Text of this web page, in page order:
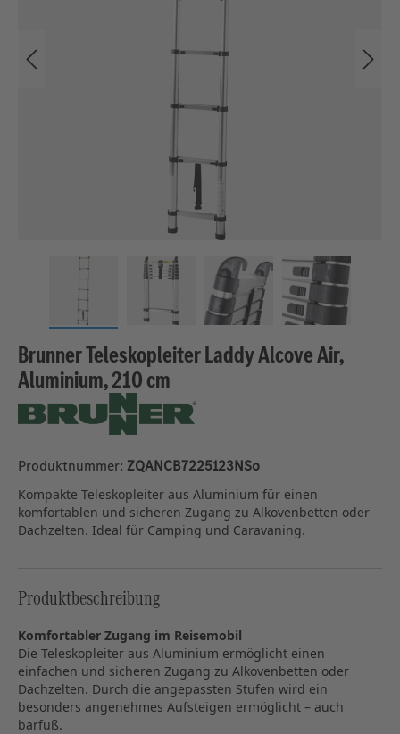
Brunner Teleskopleiter Laddy Alcove Air,
Aluminium, 210 cm
Produktnummer: ZQANCB7225123NSo
Kompakte Teleskopleiter aus Aluminium für einen
komfortablen und sicheren Zugang zu Alkovenbetten oder
Dachzelten. Ideal für Camping und Caravaning.
Produktbeschreibung
Komfortabler Zugang im Reisemobil
Die Teleskopleiter aus Aluminium ermöglicht einen
einfachen und sicheren Zugang zu Alkovenbetten oder
Dachzelten. Durch die angepassten Stufen wird ein
besonders angenehmes Aufsteigen ermöglicht – auch
barfuß.